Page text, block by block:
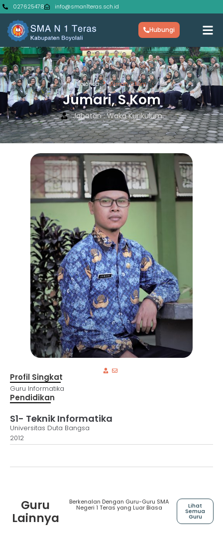
027625478 info@sman1teras.sch.id
Hubungi
Beranda Jumari, S.Kom
Jumari, S.Kom
Jabatan : Waka Kurikulum
Profil Singkat
Guru Informatika
Pendidikan
S1- Teknik Informatika
Universitas Duta Bangsa
2012
Guru
Lainnya
Berkenalan Dengan Guru-Guru SMA
Negeri 1 Teras yang Luar Biasa Lihat
Semua
Guru